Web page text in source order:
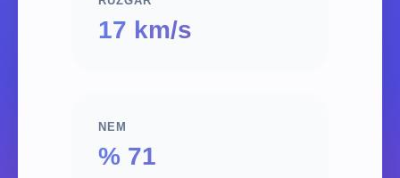
17 km/s
NEM
% 71